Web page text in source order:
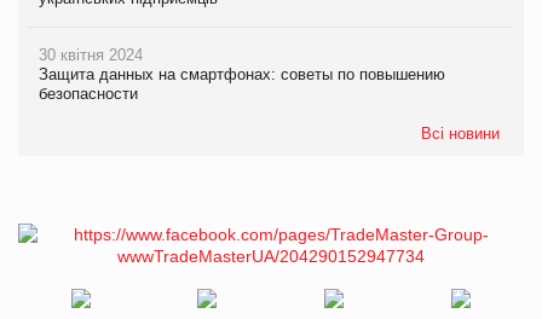
30 квітня 2024
Защита данных на смартфонах: советы по повышению
безопасности
Всі новини